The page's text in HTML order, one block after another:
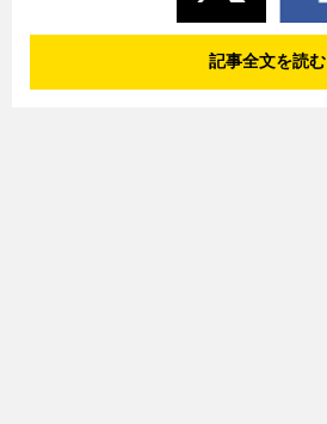
記事全文を読む